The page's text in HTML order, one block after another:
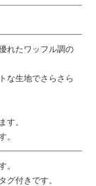
れたワッフル調の
な生地でさらさら
す。
。
。
グ付きです。